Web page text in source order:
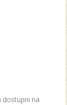
dostupni na